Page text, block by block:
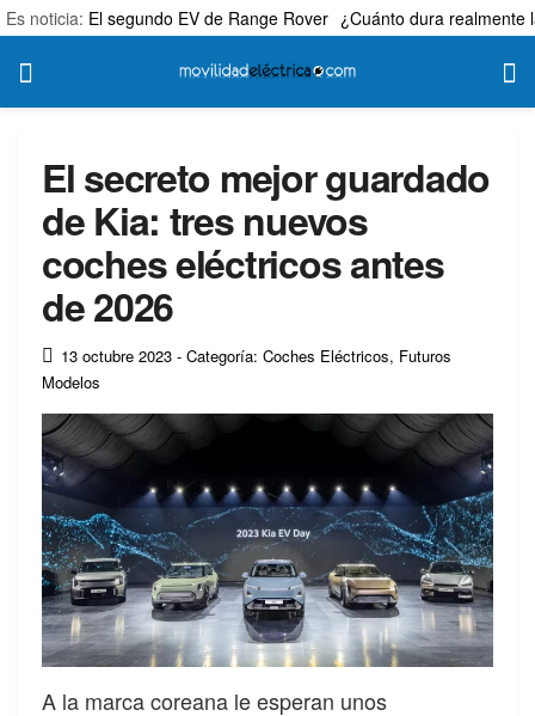
Es noticia: El segundo EV de Range Rover ¿Cuánto dura realmente
El secreto mejor guardado
de Kia: tres nuevos
coches eléctricos antes
de 2026
13 octubre 2023 - Categoría: Coches Eléctricos, Futuros
Modelos
A la marca coreana le esperan unos